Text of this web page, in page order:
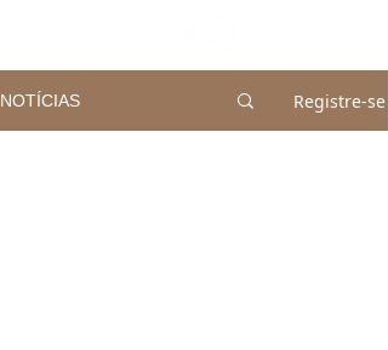
NOTÍCIAS Registre-se